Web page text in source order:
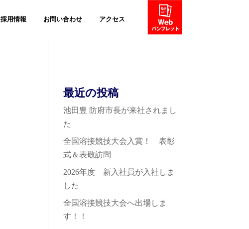
採用情報 お問い合わせ アクセス
最近の投稿
池田豊 防府市長が来社されまし
た
全国溶接競技大会入賞！ 表彰
式＆表敬訪問
2026年度 新入社員が入社しま
した
全国溶接競技大会へ出場しま
す！！